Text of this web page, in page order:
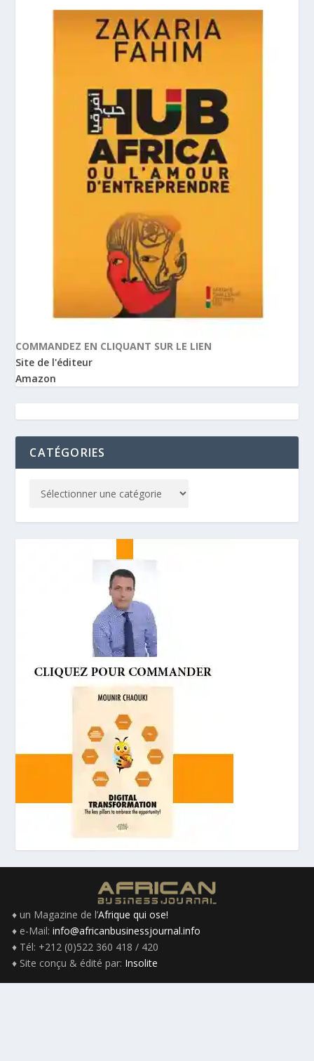
COMMANDEZ EN CLIQUANT SUR LE LIEN
Site de l'éditeur
Amazon
CATÉGORIES
♦ un Magazine de l’Afrique qui ose!
♦ e-Mail: info@africanbusinessjournal.info
♦ Tél: +212 (0)522 360 418 / 420
♦ Site conçu & édité par: Insolite